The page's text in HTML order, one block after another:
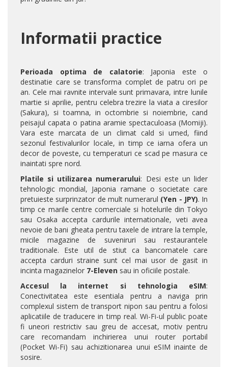
Informatii practice
Perioada optima de calatorie: Japonia este o
destinatie care se transforma complet de patru ori pe
an. Cele mai ravnite intervale sunt primavara, intre lunile
martie si aprilie, pentru celebra trezire la viata a ciresilor
(Sakura), si toamna, in octombrie si noiembrie, cand
peisajul capata o patina aramie spectaculoasa (Momiji).
Vara este marcata de un climat cald si umed, fiind
sezonul festivalurilor locale, in timp ce iarna ofera un
decor de poveste, cu temperaturi ce scad pe masura ce
inaintati spre nord.
Platile si utilizarea numerarului: Desi este un lider
tehnologic mondial, Japonia ramane o societate care
pretuieste surprinzator de mult numerarul (Yen - JPY). In
timp ce marile centre comerciale si hotelurile din Tokyo
sau Osaka accepta cardurile internationale, veti avea
nevoie de bani gheata pentru taxele de intrare la temple,
micile magazine de suveniruri sau restaurantele
traditionale. Este util de stiut ca bancomatele care
accepta carduri straine sunt cel mai usor de gasit in
incinta magazinelor 7-Eleven sau in oficiile postale.
Accesul la internet si tehnologia eSIM:
Conectivitatea este esentiala pentru a naviga prin
complexul sistem de transport nipon sau pentru a folosi
aplicatiile de traducere in timp real. Wi-Fi-ul public poate
fi uneori restrictiv sau greu de accesat, motiv pentru
care recomandam inchirierea unui router portabil
(Pocket Wi-Fi) sau achizitionarea unui eSIM inainte de
sosire.